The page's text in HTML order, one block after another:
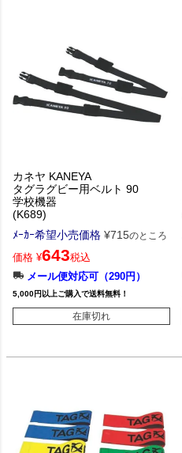
カネヤ KANEYA
タグラグビー用ベルト 90
学校機器
(K689)
ﾒｰｶｰ希望小売価格 ¥715のところ
価格 ¥643税込
メール便対応可（290円）
5,000円以上ご購入で送料無料！
在庫切れ